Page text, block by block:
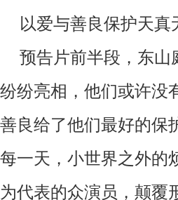
以爱与善良保护天真
预告片前半段，东山
纷纷亮相，他们或许没
善良给了他们最好的保
每一天，小世界之外的
为代表的众演员，颠覆